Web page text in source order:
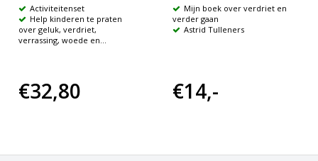
Activiteitenset
Help kinderen te praten
over geluk, verdriet,
verrassing, woede en...
€32,80
Mijn boek over verdriet en
verder gaan
Astrid Tulleners
€14,-